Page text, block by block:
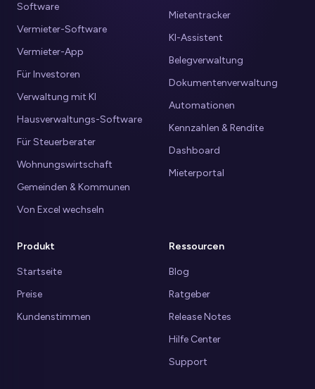
Produkt
Startseite
Preise
Kundenstimmen
Mietentracker
KI-Assistent
Belegverwaltung
Dokumentenverwaltung
Automationen
Kennzahlen & Rendite
Dashboard
Mieterportal
Software
Vermieter-Software
Vermieter-App
Für Investoren
Verwaltung mit KI
Hausverwaltungs-Software
Für Steuerberater
Wohnungswirtschaft
Gemeinden & Kommunen
Von Excel wechseln
Ressourcen
Blog
Ratgeber
Release Notes
Hilfe Center
Support